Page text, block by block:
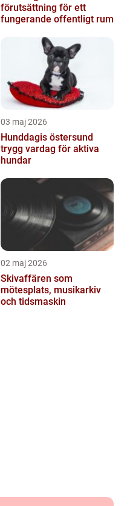
förutsättning för ett
fungerande offentligt rum
03 maj 2026
Hunddagis östersund
trygg vardag för aktiva
hundar
02 maj 2026
Skivaffären som
mötesplats, musikarkiv
och tidsmaskin